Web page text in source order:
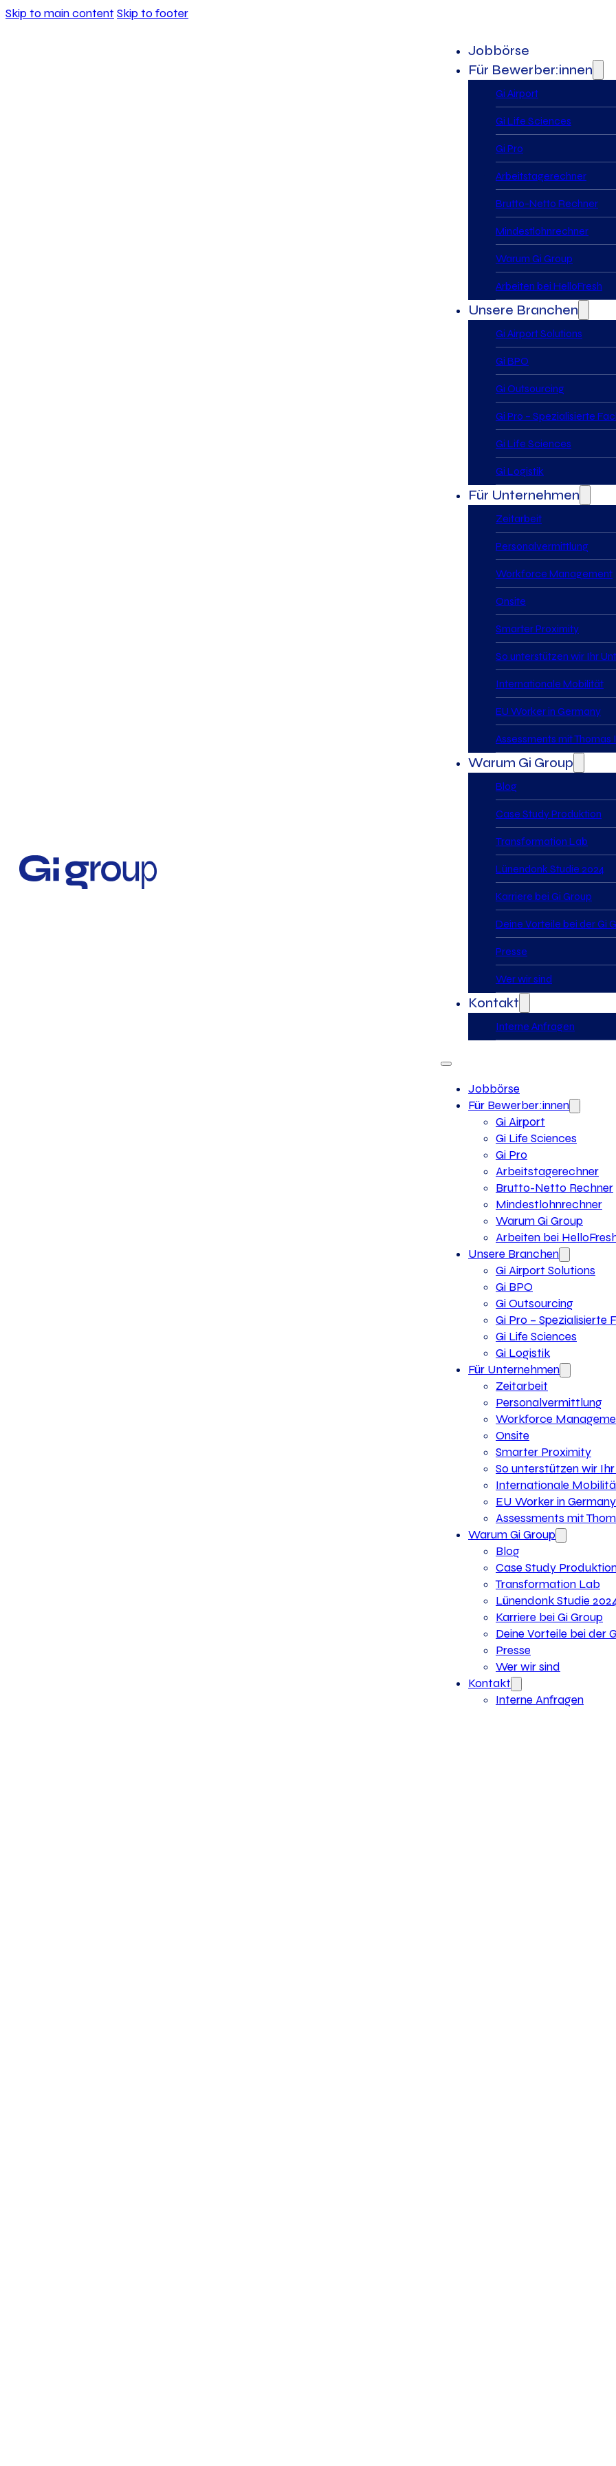
Skip to main content Skip to footer
Jobbörse
Für Bewerber:innen
Gi Airport
Gi Life Sciences
Gi Pro
Arbeitstagerechner
Brutto-Netto Rechner
Mindestlohnrechner
Warum Gi Group
Arbeiten bei HelloFresh
Unsere Branchen
Gi Airport Solutions
Gi BPO
Gi Outsourcing
Gi Pro – Spezialisierte
Gi Life Sciences
Gi Logistik
Für Unternehmen
Zeitarbeit
Personalvermittlung
Workforce Management
Onsite
Smarter Proximity
So unterstützen wir Ihr
Internationale Mobilität
EU Worker in Germany
Assessments mit
Warum Gi Group
Blog
Case Study Produktion
Transformation Lab
Lünendonk Studie 2024
Karriere bei Gi Group
Deine Vorteile bei der Gi
Presse
Wer wir sind
Kontakt
Interne Anfragen
Jobbörse
Für Bewerber:innen
Gi Airport
Gi Life Sciences
Gi Pro
Arbeitstagerechner
Brutto-Netto Rechner
Mindestlohnrechner
Warum Gi Group
Arbeiten bei
Unsere Branchen
Gi Airport Solutions
Gi BPO
Gi Outsourcing
Gi Pro – Spezialisierte
Gi Life Sciences
Gi Logistik
Für Unternehmen
Zeitarbeit
Personalvermittlung
Workforce
Onsite
Smarter Proximity
So unterstützen wir
Internationale
EU Worker in Germany
Assessments mit
Warum Gi Group
Blog
Case Study
Transformation Lab
Lünendonk Studie
Karriere bei Gi Group
Deine Vorteile bei der
Presse
Wer wir sind
Kontakt
Interne Anfragen